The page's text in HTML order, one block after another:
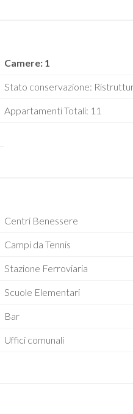
Camere: 1
Stato conservazione:
Appartamenti Totali: 11
Centri Benessere
Campi da Tennis
Stazione Ferroviaria
Scuole Elementari
Bar
Uffici comunali